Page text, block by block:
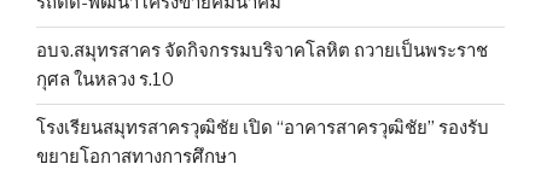
อบจ.สมุทรสาคร จัดกิจกรรมบริจาคโลหิต ถวายเป็นพระราช
กุศล ในหลวง ร.10
โรงเรียนสมุทรสาครวุฒิชัย เปิด “อาคารสาครวุฒิชัย” รองรับ
ขยายโอกาสทางการศึกษา